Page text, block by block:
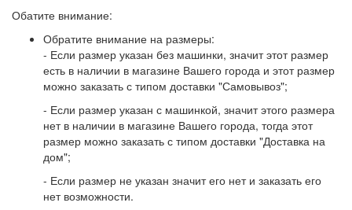
Обатите внимание:
Обратите внимание на размеры:
- Если размер указан без машинки, значит этот размер
есть в наличии в магазине Вашего города и этот размер
можно заказать с типом доставки "Самовывоз";
- Если размер указан с машинкой, значит этого размера
нет в наличии в магазине Вашего города, тогда этот
размер можно заказать с типом доставки "Доставка на
дом";
- Если размер не указан значит его нет и заказать его
нет возможности.